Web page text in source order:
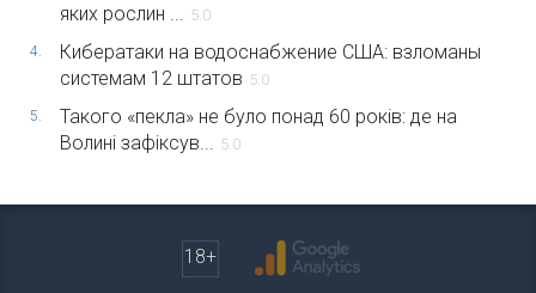
яких рослин ...
5.0
4.
Кибератаки на водоснабжение США: взломаны
системам 12 штатов 5.0
5.
Такого «пекла» не було понад 60 років: де на
Волині зафіксув...
5.0
18+